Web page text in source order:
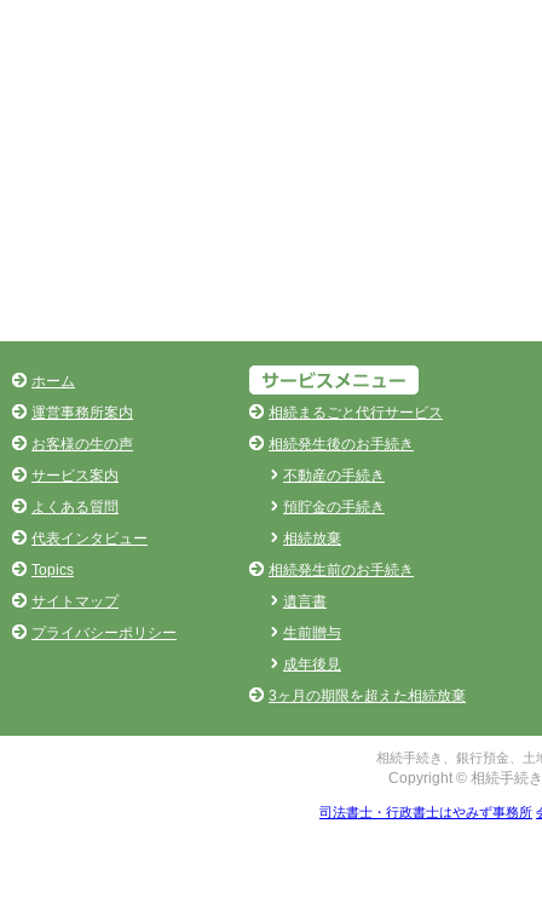
ホーム
運営事務所案内
お客様の生の声
サービス案内
よくある質問
代表インタビュー
Topics
サイトマップ
プライバシーポリシー
相続まるごと代行サービス
相続発生後のお手続き
不動産の手続き
預貯金の手続き
相続放棄
相続発生前のお手続き
遺言書
生前贈与
成年後見
3ヶ月の期限を超えた相続放棄
相続手続き、銀行預金、土
Copyright © 相続手続
司法書士・行政書士はやみず事務所